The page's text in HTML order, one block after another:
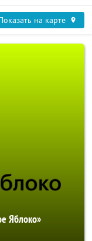
на карте
Яблоко»